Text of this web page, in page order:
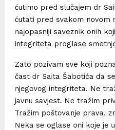
ćutimo pred slučajem dr
ćutati pred svakom novom
najopasniji saveznik onih
integriteta proglase
Zato pozivam sve koji
čast dr Saita Šabotića da
njegovog integriteta. Ne
javnu savjest. Ne tražim
Tražim poštovanje prava,
Neka se oglase oni koje je